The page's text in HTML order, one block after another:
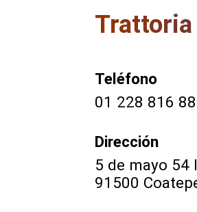
Trattoria
Teléfono
01 228 816
Dirección
5 de mayo 54
91500